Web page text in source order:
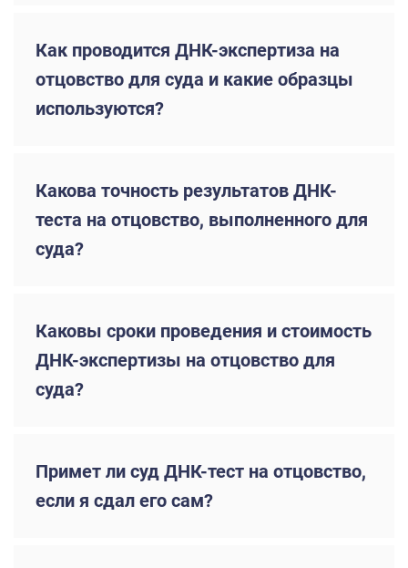
Как проводится ДНК-экспертиза на
отцовство для суда и какие образцы
используются?
Какова точность результатов ДНК-
теста на отцовство, выполненного для
суда?
Каковы сроки проведения и стоимость
ДНК-экспертизы на отцовство для
суда?
Примет ли суд ДНК-тест на отцовство,
если я сдал его сам?